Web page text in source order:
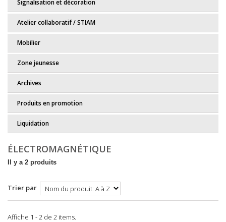
Signalisation et décoration
Atelier collaboratif / STIAM
Mobilier
Zone jeunesse
Archives
Produits en promotion
Liquidation
ÉLECTROMAGNÉTIQUE
Il y a 2 produits
Trier par
Affiche 1 - 2 de 2 items.